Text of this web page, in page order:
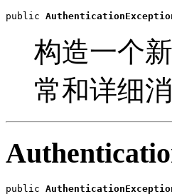
public
构造一个
常和详细
public